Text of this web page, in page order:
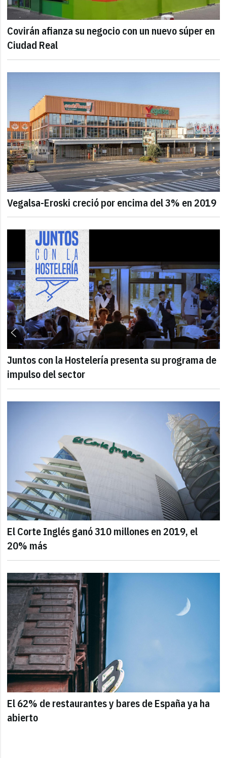
Covirán afianza su negocio con un nuevo súper en
Ciudad Real
Vegalsa-Eroski creció por encima del 3% en 2019
Juntos con la Hostelería presenta su programa de
impulso del sector
El Corte Inglés ganó 310 millones en 2019, el
20% más
El 62% de restaurantes y bares de España ya ha
abierto